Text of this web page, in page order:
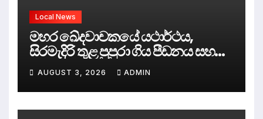
Local News
මහර ඛේදවාචකයේ යථාර්ථය,
සිරමැදිරි තුළ පුපුරා ගිය පීඩනය සහ
පලිගැනීමේ දේශපාලනය
AUGUST 3, 2026 ADMIN